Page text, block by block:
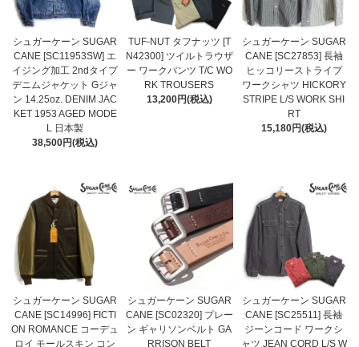
シュガーケーン SUGAR
CANE [SC11953SW] エ
イジング加工 2ndタイプ
デニムジャケット Gジャ
ン 14.25oz. DENIM JAC
KET 1953 AGED MODE
L 日本製
38,500円(税込)
TUF-NUT タフナッツ [T
N42300] ツイルトラウザ
ー ワークパンツ T/C WO
RK TROUSERS
13,200円(税込)
シュガーケーン SUGAR
CANE [SC27853] 長袖
ヒッコリーストライプ
ワークシャツ HICKORY
STRIPE L/S WORK SHI
RT
15,180円(税込)
シュガーケーン SUGAR
CANE [SC14996] FICTI
ON ROMANCE コーデュ
ロイ モールスキン コン
シュガーケーン SUGAR
CANE [SC02320] プレー
ン ギャリソンベルト GA
RRISON BELT
シュガーケーン SUGAR
CANE [SC25511] 長袖
ジーンコード ワークシ
ャツ JEAN CORD L/S W